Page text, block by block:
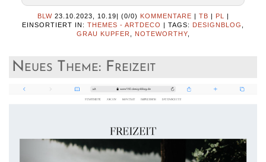
BLW 23.10.2023, 10.19| (0/0) KOMMENTARE | TB | PL
|
EINSORTIERT IN: THEMES - ARTDECO | TAGS: DESIGNBLOG
GRAU KUPFER
NOTEWORTHY,
Neues Theme: Freizeit